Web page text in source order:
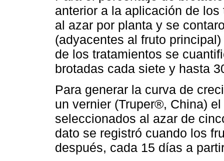
anterior a la aplicación de
al azar por planta y se
(adyacentes al fruto
de los tratamientos se
brotadas cada siete y hasta
Para generar la curva de
un vernier (Truper®, China)
seleccionados al azar de
dato se registró cuando los
después, cada 15 días a